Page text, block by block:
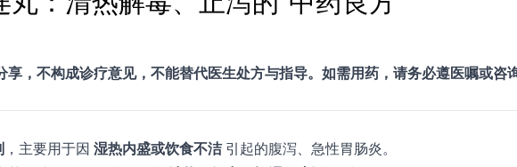
，不构成诊疗意见，不能替代医生处方与指导。如需用药，请务必遵医嘱或咨
，主要用于因 湿热内盛或饮食不洁引起的腹泻、急性胃肠炎。